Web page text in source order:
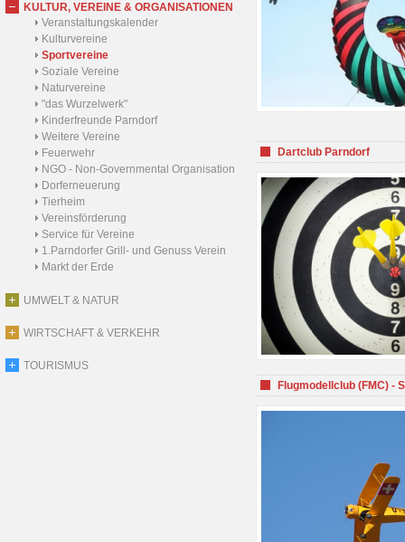
KULTUR, VEREINE & ORGANISATIONEN
Veranstaltungskalender
Kulturvereine
Sportvereine
Soziale Vereine
Naturvereine
"das Wurzelwerk"
Kinderfreunde Parndorf
Weitere Vereine
Feuerwehr
NGO - Non-Governmental Organisation
Dorferneuerung
Tierheim
Vereinsförderung
Service für Vereine
1.Parndorfer Grill- und Genuss Verein
Markt der Erde
UMWELT & NATUR
WIRTSCHAFT & VERKEHR
TOURISMUS
Dartclub Parndorf
Flugmodellclub (FMC) -